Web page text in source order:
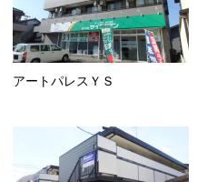
アートパレスＹＳ